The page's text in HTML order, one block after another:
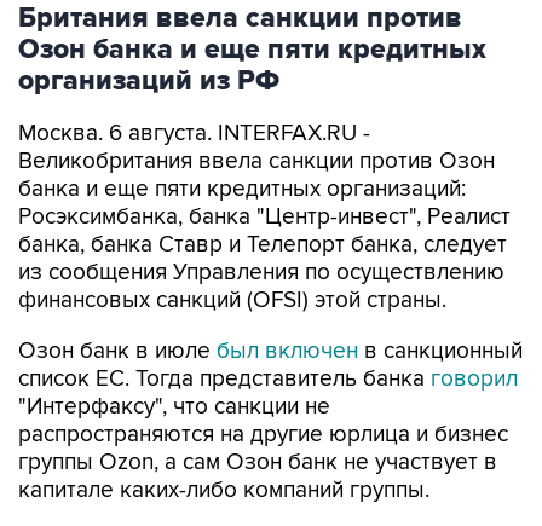
Британия ввела санкции против
Озон банка и еще пяти кредитных
организаций из РФ
Москва. 6 августа. INTERFAX.RU -
Великобритания ввела санкции против Озон
банка и еще пяти кредитных организаций:
Росэксимбанка, банка "Центр-инвест", Реалист
банка, банка Ставр и Телепорт банка, следует
из сообщения Управления по осуществлению
финансовых санкций (OFSI) этой страны.
Озон банк в июле был включен в санкционный
список ЕС. Тогда представитель банка говорил
"Интерфаксу", что санкции не
распространяются на другие юрлица и бизнес
группы Ozon, а сам Озон банк не участвует в
капитале каких-либо компаний группы.